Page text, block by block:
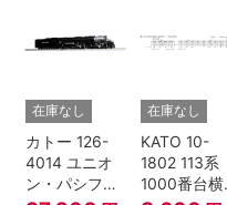
在庫なし
カトー 126-
4014 ユニオ
ン・パシフィ
在庫なし
KATO 10-
1802 113系
1000番台横